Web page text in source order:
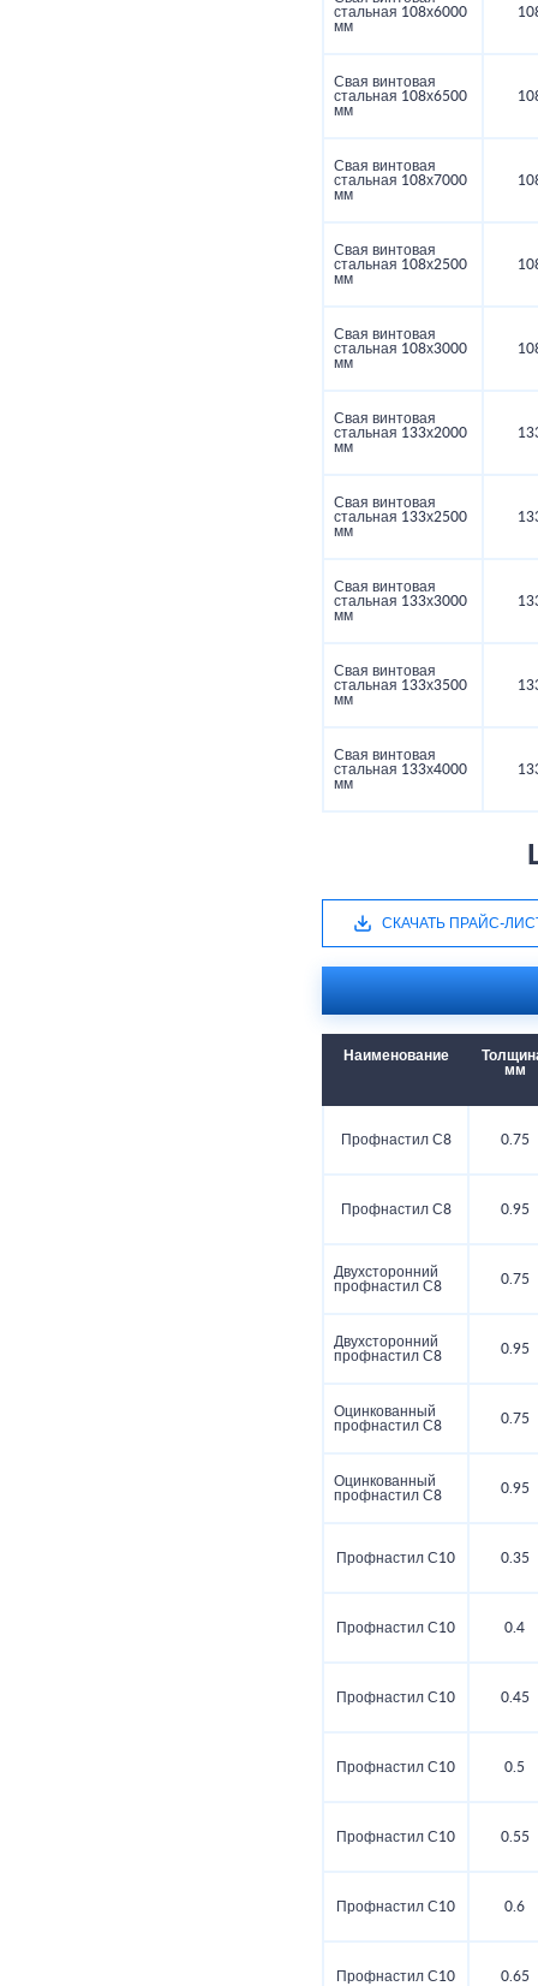
стальная 108х6000
мм
Свая винтовая
стальная 108х6500
мм
Свая винтовая
стальная 108х7000
мм
Свая винтовая
стальная 108х2500
мм
Свая винтовая
стальная 108х3000
мм
Свая винтовая
стальная 133х2000
мм
Свая винтовая
стальная 133х2500
мм
Свая винтовая
стальная 133х3000
мм
Свая винтовая
стальная 133х3500
мм
Свая винтовая
стальная 133х4000
мм
СКАЧАТЬ ПРАЙС-
Наименование
мм
Профнастил С8 0.75
Профнастил С8 0.95
Двухсторонний
профнастил С8
0.75
Двухсторонний
профнастил С8
0.95
Оцинкованный
профнастил С8
0.75
Оцинкованный
профнастил С8
0.95
Профнастил С10 0.35
Профнастил С10 0.4
Профнастил С10 0.45
Профнастил С10 0.5
Профнастил С10 0.55
Профнастил С10 0.6
Профнастил С10 0.65